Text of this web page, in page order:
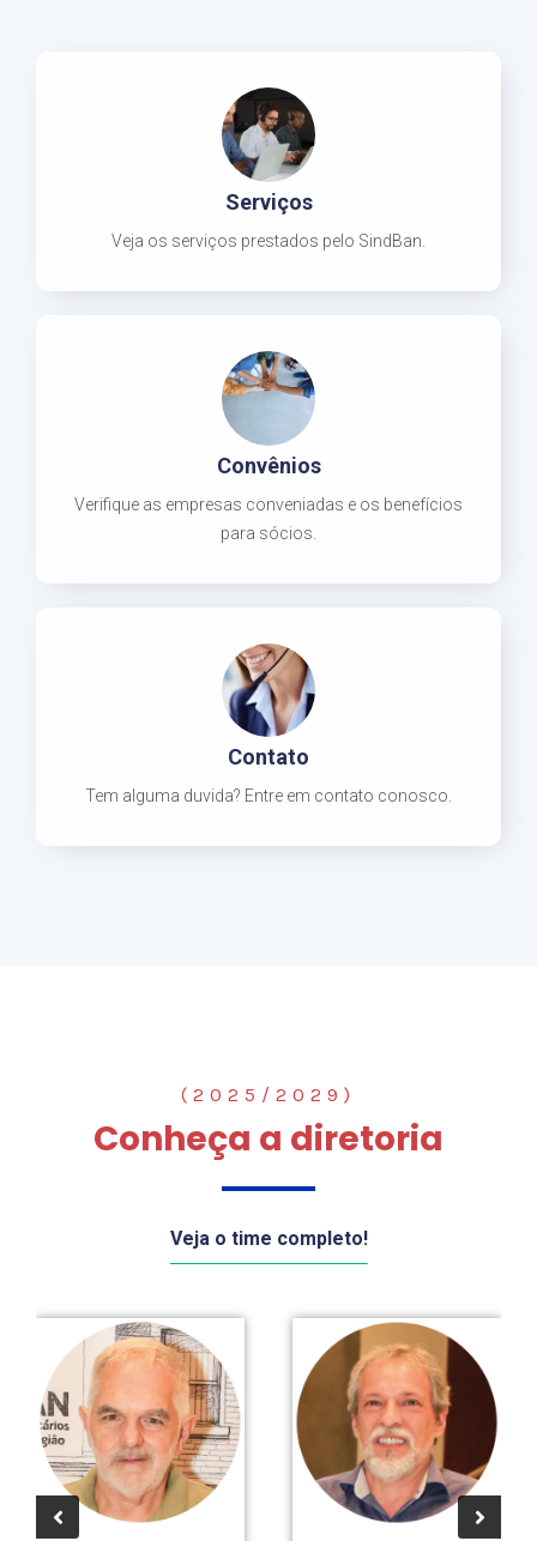
Serviços
Veja os serviços prestados pelo SindBan.
Convênios
Verifique as empresas conveniadas e os benefícios
para sócios.
Contato
Tem alguma duvida? Entre em contato conosco.
(2025/2029)
Conheça a diretoria
Veja o time completo!